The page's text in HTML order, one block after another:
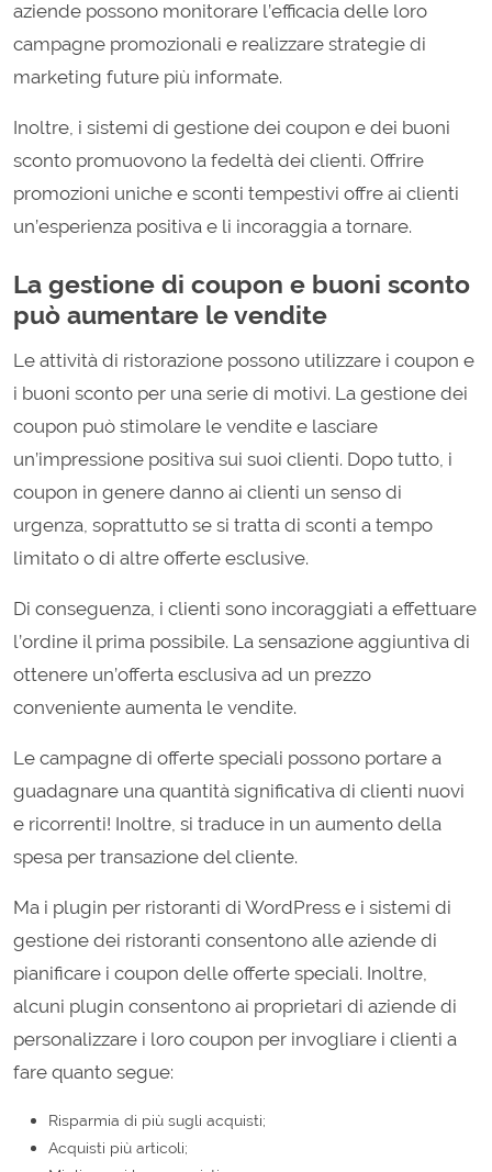
aziende possono monitorare l’efficacia delle loro
campagne promozionali e realizzare strategie di
marketing future più informate.
Inoltre, i sistemi di gestione dei coupon e dei buoni
sconto promuovono la fedeltà dei clienti. Offrire
promozioni uniche e sconti tempestivi offre ai clienti
un’esperienza positiva e li incoraggia a tornare.
La gestione di coupon e buoni sconto
può aumentare le vendite
Le attività di ristorazione possono utilizzare i coupon e
i buoni sconto per una serie di motivi. La gestione dei
coupon può stimolare le vendite e lasciare
un’impressione positiva sui suoi clienti. Dopo tutto, i
coupon in genere danno ai clienti un senso di
urgenza, soprattutto se si tratta di sconti a tempo
limitato o di altre offerte esclusive.
Di conseguenza, i clienti sono incoraggiati a effettuare
l’ordine il prima possibile. La sensazione aggiuntiva di
ottenere un’offerta esclusiva ad un prezzo
conveniente aumenta le vendite.
Le campagne di offerte speciali possono portare a
guadagnare una quantità significativa di clienti nuovi
e ricorrenti! Inoltre, si traduce in un aumento della
spesa per transazione del cliente.
Ma i plugin per ristoranti di WordPress e i sistemi di
gestione dei ristoranti consentono alle aziende di
pianificare i coupon delle offerte speciali. Inoltre,
alcuni plugin consentono ai proprietari di aziende di
personalizzare i loro coupon per invogliare i clienti a
fare quanto segue:
Risparmia di più sugli acquisti;
Acquisti più articoli;